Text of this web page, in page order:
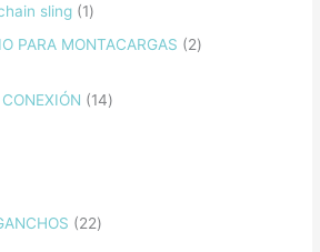
sling
1
PARA MONTACARGAS
2
14
22